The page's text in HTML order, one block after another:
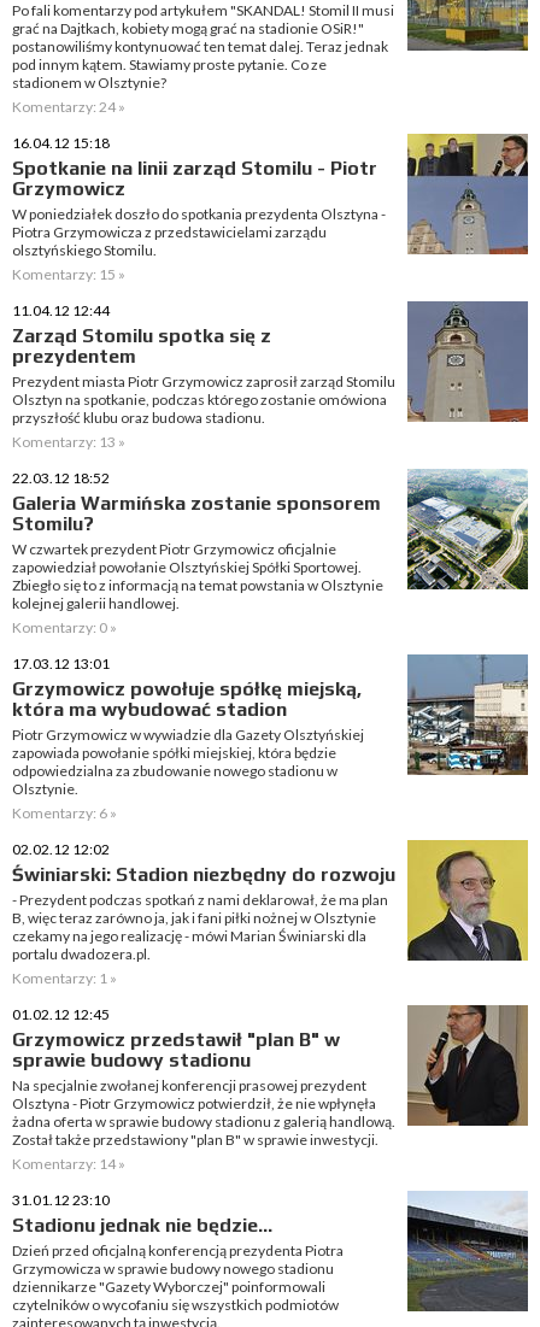
Po fali komentarzy pod artykułem "SKANDAL! Stomil II musi
grać na Dajtkach, kobiety mogą grać na stadionie OSiR!"
postanowiliśmy kontynuować ten temat dalej. Teraz jednak
pod innym kątem. Stawiamy proste pytanie. Co ze
stadionem w Olsztynie?
Komentarzy: 24 »
16.04.12 15:18
Spotkanie na linii zarząd Stomilu - Piotr
Grzymowicz
W poniedziałek doszło do spotkania prezydenta Olsztyna -
Piotra Grzymowicza z przedstawicielami zarządu
olsztyńskiego Stomilu.
Komentarzy: 15 »
11.04.12 12:44
Zarząd Stomilu spotka się z
prezydentem
Prezydent miasta Piotr Grzymowicz zaprosił zarząd Stomilu
Olsztyn na spotkanie, podczas którego zostanie omówiona
przyszłość klubu oraz budowa stadionu.
Komentarzy: 13 »
22.03.12 18:52
Galeria Warmińska zostanie sponsorem
Stomilu?
W czwartek prezydent Piotr Grzymowicz oficjalnie
zapowiedział powołanie Olsztyńskiej Spółki Sportowej.
Zbiegło się to z informacją na temat powstania w Olsztynie
kolejnej galerii handlowej.
Komentarzy: 0 »
17.03.12 13:01
Grzymowicz powołuje spółkę miejską,
która ma wybudować stadion
Piotr Grzymowicz w wywiadzie dla Gazety Olsztyńskiej
zapowiada powołanie spółki miejskiej, która będzie
odpowiedzialna za zbudowanie nowego stadionu w
Olsztynie.
Komentarzy: 6 »
02.02.12 12:02
Świniarski: Stadion niezbędny do rozwoju
- Prezydent podczas spotkań z nami deklarował, że ma plan
B, więc teraz zarówno ja, jak i fani piłki nożnej w Olsztynie
czekamy na jego realizację - mówi Marian Świniarski dla
portalu dwadozera.pl.
Komentarzy: 1 »
01.02.12 12:45
Grzymowicz przedstawił "plan B" w
sprawie budowy stadionu
Na specjalnie zwołanej konferencji prasowej prezydent
Olsztyna - Piotr Grzymowicz potwierdził, że nie wpłynęła
żadna oferta w sprawie budowy stadionu z galerią handlową.
Został także przedstawiony "plan B" w sprawie inwestycji.
Komentarzy: 14 »
31.01.12 23:10
Stadionu jednak nie będzie...
Dzień przed oficjalną konferencją prezydenta Piotra
Grzymowicza w sprawie budowy nowego stadionu
dziennikarze "Gazety Wyborczej" poinformowali
czytelników o wycofaniu się wszystkich podmiotów
zainteresowanych tą inwestycją.